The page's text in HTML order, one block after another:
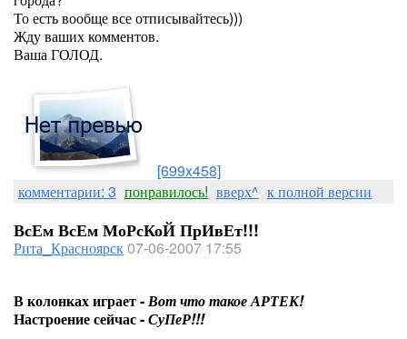
То есть вообще все отписывайтесь)))
Жду ваших комментов.
Ваша ГОЛОД.
[699x458]
комментарии: 3 понравилось! вверх^ к полной версии
ВсЕм ВсЕм МоРсКоЙ ПрИвЕт!!!
Рита_Красноярск07-06-2007 17:55
В колонках играет -Вот что такое АРТЕК!
Настроение сейчас -СуПеР!!!